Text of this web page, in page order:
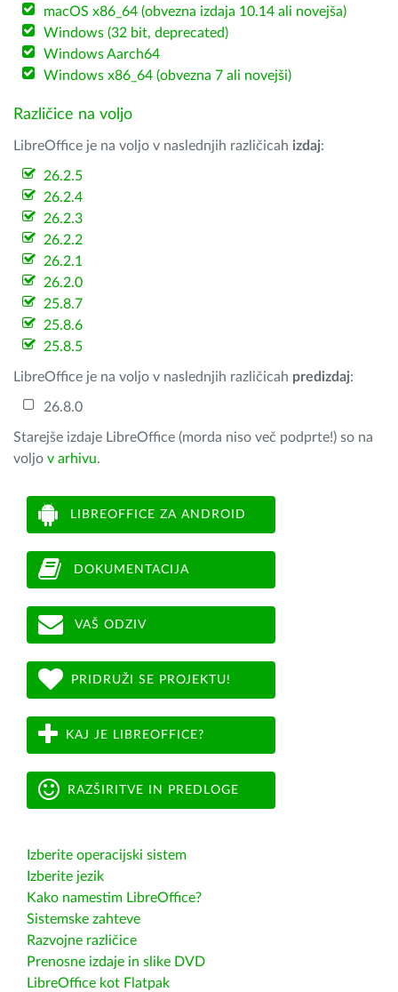
macOS x86_64 (obvezna izdaja 10.14 ali novejša)
Windows (32 bit, deprecated)
Windows Aarch64
Windows x86_64 (obvezna 7 ali novejši)
Različice na voljo
LibreOffice je na voljo v naslednjih različicah izdaj:
26.2.5
26.2.4
26.2.3
26.2.2
26.2.1
26.2.0
25.8.7
25.8.6
25.8.5
LibreOffice je na voljo v naslednjih različicah predizdaj:
26.8.0
Starejše izdaje LibreOffice (morda niso več podprte!) so na
voljo v arhivu.
LIBREOFFICE ZA ANDROID
DOKUMENTACIJA
VAŠ ODZIV
PRIDRUŽI SE PROJEKTU!
KAJ JE LIBREOFFICE?
RAZŠIRITVE IN PREDLOGE
Izberite operacijski sistem
Izberite jezik
Kako namestim LibreOffice?
Sistemske zahteve
Razvojne različice
Prenosne izdaje in slike DVD
LibreOffice kot Flatpak